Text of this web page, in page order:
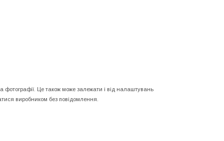
фотографії. Це також може залежати і від налаштувань
виробником без повідомлення.